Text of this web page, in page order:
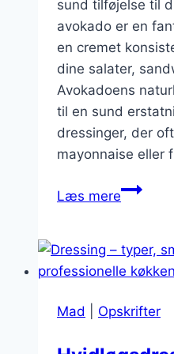
sund tilføjelse til
avokado er en
en cremet
dine salater,
Avokadoens
til en sund
dressinger, der
mayonnaise eller
Læs mereDressing
for
ekstra
smage
Mad Opskrifter